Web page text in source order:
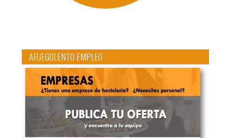
AFUEGOLENTO EMPLEO